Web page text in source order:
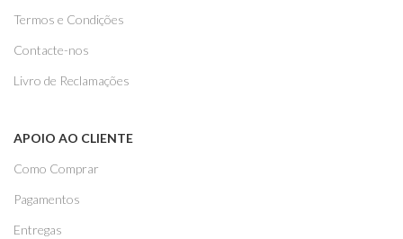
Termos e Condições
Contacte-nos
Livro de Reclamações
APOIO AO CLIENTE
Como Comprar
Pagamentos
Entregas